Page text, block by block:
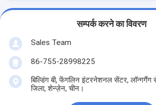
सम्पर्क करने का विवरण
Sales Team
86-755-28998225
बिल्डिंग बी, फेंगलिन इंटरनेशनल सेंटर, लॉन्गगैंग
जिला, शेन्ज़ेन, चीन।